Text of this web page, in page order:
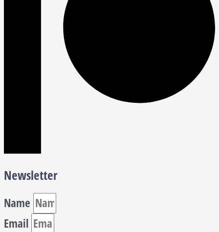
Newsletter
Name
Email